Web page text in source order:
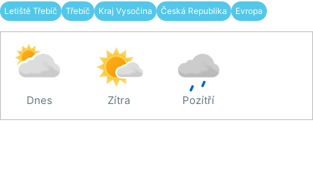
Letiště Třebíč Třebíč Kraj Vysočina Česká Republika Evropa
Dnes Zítra Pozítří